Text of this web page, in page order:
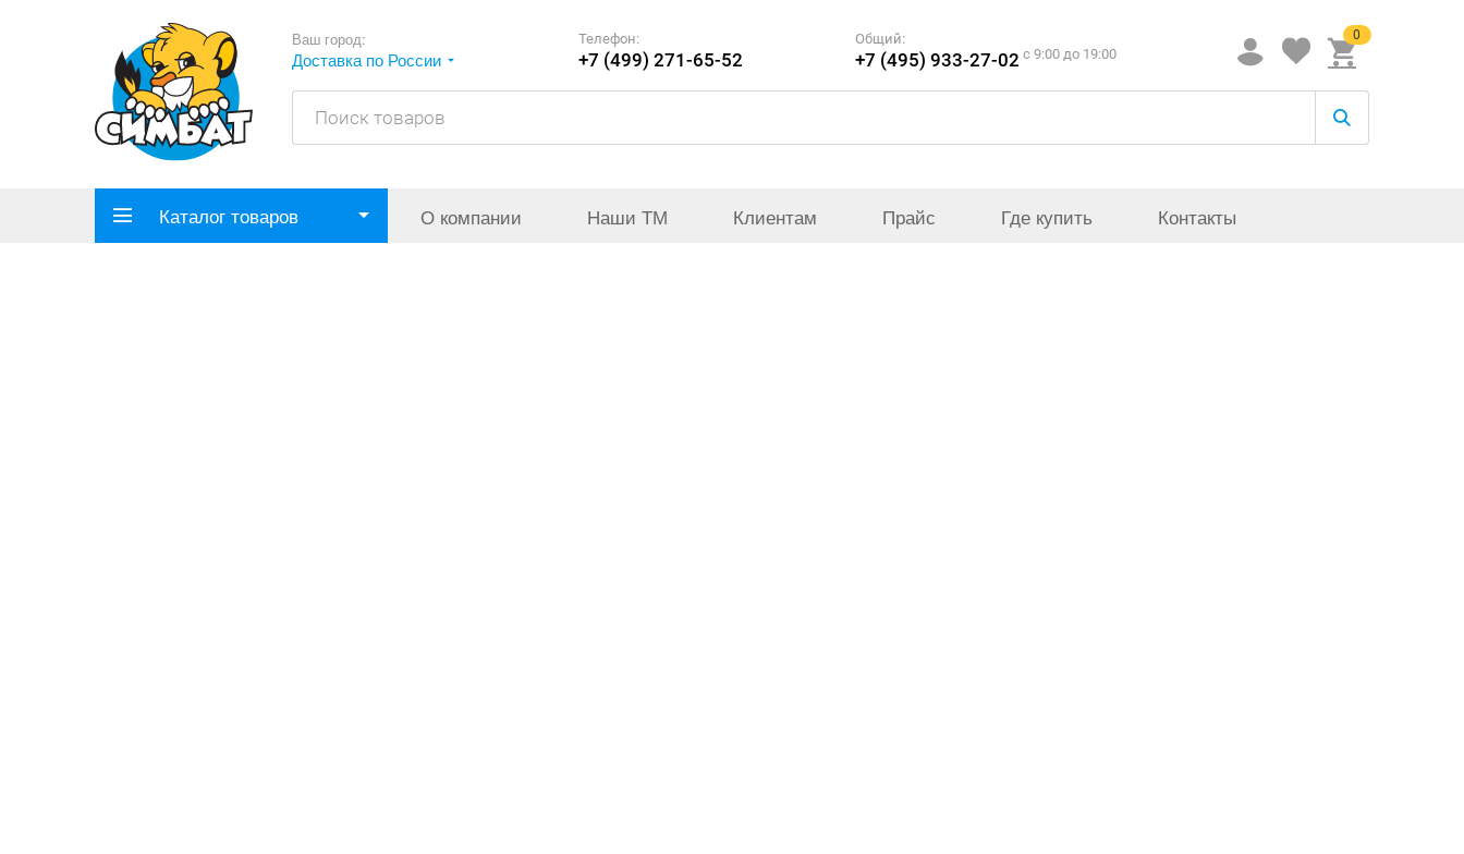
Ваш город:
Доставка по России
Телефон:
+7 (499) 271-65-52
Общий:
+7 (495) 933-27-02 c 9:00 до 19:00
0
Каталог товаров О компании Наши ТМ Клиентам Прайс Где купить Контакты